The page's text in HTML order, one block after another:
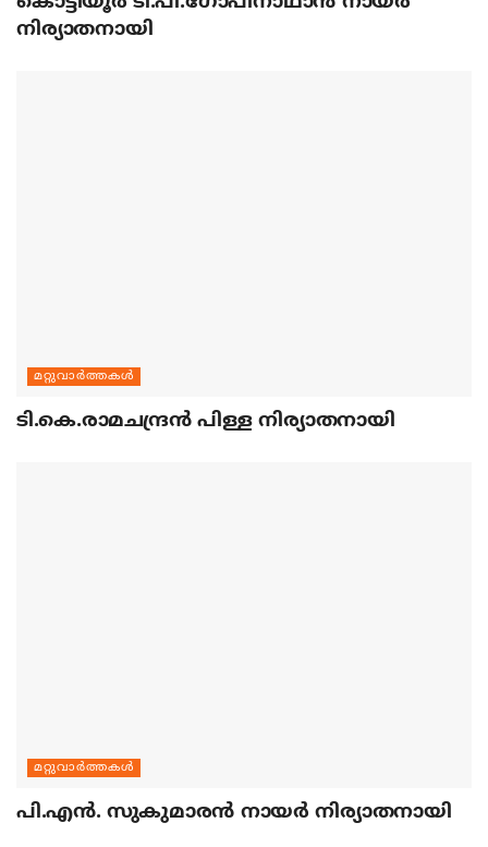
നിര്യാതനായി
മറ്റുവാര്‍ത്തകള്‍
ടി.കെ.രാമചന്ദ്രന്‍ പിള്ള നിര്യാതനായി
മറ്റുവാര്‍ത്തകള്‍
പി.എന്‍. സുകുമാരന്‍ നായര്‍ നിര്യാതനായി